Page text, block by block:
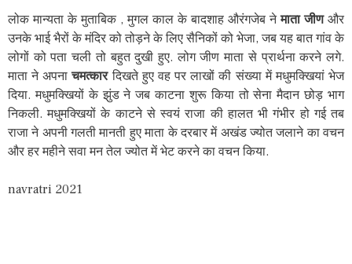
लोक मान्यता के मुताबिक , मुगल काल के बादशाह औरंगजेब नेमाता जीणऔर
उनके भाई भैरों के मंदिर को तोड़ने के लिए सैनिकों को भेजा, जब यह बात गांव के
लोगों को पता चली तो बहुत दुखी हुए. लोग जीण माता से प्रार्थना करने लगे.
माता ने अपनाचमत्कारदिखते हुए वह पर लाखों की संख्या में मधुमक्खियां भेज
दिया. मधुमक्खियों के झुंड ने जब काटना शुरू किया तो सेना मैदान छोड़ भाग
निकली. मधुमक्खियों के काटने से स्वयं राजा की हालत भी गंभीर हो गई तब
राजा ने अपनी गलती मानती हुए माता के दरबार में अखंड ज्योत जलाने का वचन
और हर महीने सवा मन तेल ज्योत में भेट करने का वचन किया.
navratri 2021